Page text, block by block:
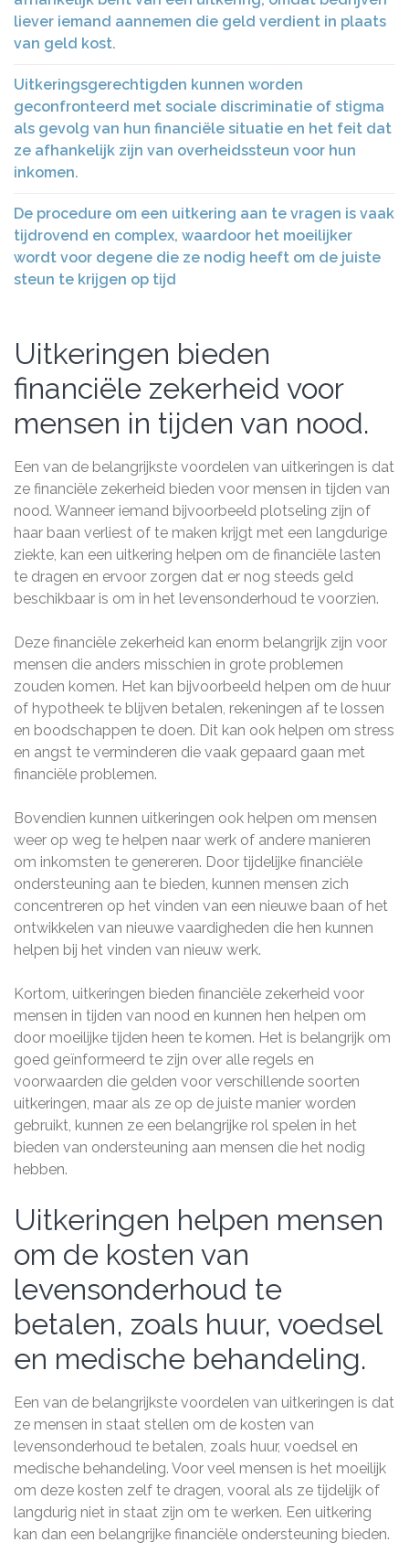
liever iemand aannemen die geld verdient in plaats
van geld kost.
Uitkeringsgerechtigden kunnen worden
geconfronteerd met sociale discriminatie of stigma
als gevolg van hun financiële situatie en het feit dat
ze afhankelijk zijn van overheidssteun voor hun
inkomen.
De procedure om een ​​uitkering aan te vragen is vaak
tijdrovend en complex, waardoor het moeilijker
wordt voor degene die ze nodig heeft om de juiste
steun te krijgen op tijd
Uitkeringen bieden
financiële zekerheid voor
mensen in tijden van nood.
Een van de belangrijkste voordelen van uitkeringen is dat
ze financiële zekerheid bieden voor mensen in tijden van
nood. Wanneer iemand bijvoorbeeld plotseling zijn of
haar baan verliest of te maken krijgt met een langdurige
ziekte, kan een uitkering helpen om de financiële lasten
te dragen en ervoor zorgen dat er nog steeds geld
beschikbaar is om in het levensonderhoud te voorzien.
Deze financiële zekerheid kan enorm belangrijk zijn voor
mensen die anders misschien in grote problemen
zouden komen. Het kan bijvoorbeeld helpen om de huur
of hypotheek te blijven betalen, rekeningen af ​​te lossen
en boodschappen te doen. Dit kan ook helpen om stress
en angst te verminderen die vaak gepaard gaan met
financiële problemen.
Bovendien kunnen uitkeringen ook helpen om mensen
weer op weg te helpen naar werk of andere manieren
om inkomsten te genereren. Door tijdelijke financiële
ondersteuning aan te bieden, kunnen mensen zich
concentreren op het vinden van een nieuwe baan of het
ontwikkelen van nieuwe vaardigheden die hen kunnen
helpen bij het vinden van nieuw werk.
Kortom, uitkeringen bieden financiële zekerheid voor
mensen in tijden van nood en kunnen hen helpen om
door moeilijke tijden heen te komen. Het is belangrijk om
goed geïnformeerd te zijn over alle regels en
voorwaarden die gelden voor verschillende soorten
uitkeringen, maar als ze op de juiste manier worden
gebruikt, kunnen ze een belangrijke rol spelen in het
bieden van ondersteuning aan mensen die het nodig
hebben.
Uitkeringen helpen mensen
om de kosten van
levensonderhoud te
betalen, zoals huur, voedsel
en medische behandeling.
Een van de belangrijkste voordelen van uitkeringen is dat
ze mensen in staat stellen om de kosten van
levensonderhoud te betalen, zoals huur, voedsel en
medische behandeling. Voor veel mensen is het moeilijk
om deze kosten zelf te dragen, vooral als ze tijdelijk of
langdurig niet in staat zijn om te werken. Een uitkering
kan dan een belangrijke financiële ondersteuning bieden.